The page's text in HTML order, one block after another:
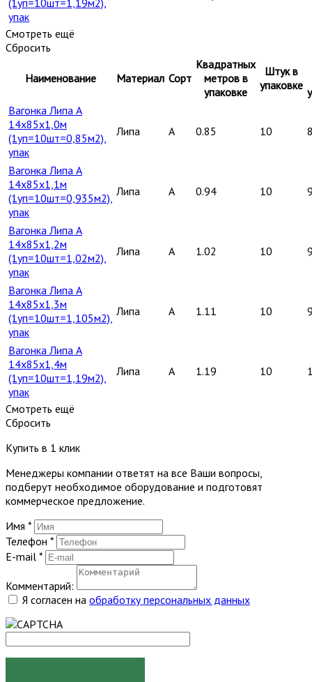
(1уп=10шт=1,19м2),
упак
Смотреть ещё
Сбросить
Наименование Материал Сорт
Квадратных
метров в
упаковке
Штук в
упаковке
Вагонка Липа А
14х85х1,0м
(1уп=10шт=0,85м2),
упак
Липа A 0.85 10
Вагонка Липа А
14х85х1,1м
(1уп=10шт=0,935м2),
упак
Липа A 0.94 10
Вагонка Липа А
14х85х1,2м
(1уп=10шт=1,02м2),
упак
Липа A 1.02 10
Вагонка Липа А
14х85х1,3м
(1уп=10шт=1,105м2),
упак
Липа A 1.11 10
Вагонка Липа А
14х85х1,4м
(1уп=10шт=1,19м2),
упак
Липа A 1.19 10
Смотреть ещё
Сбросить
Купить в 1 клик
Менеджеры компании ответят на все Ваши вопросы,
подберут необходимое оборудование и подготовят
коммерческое предложение.
Имя *
Телефон *
E-mail *
Комментарий:
Я согласен на обработку персональных данных